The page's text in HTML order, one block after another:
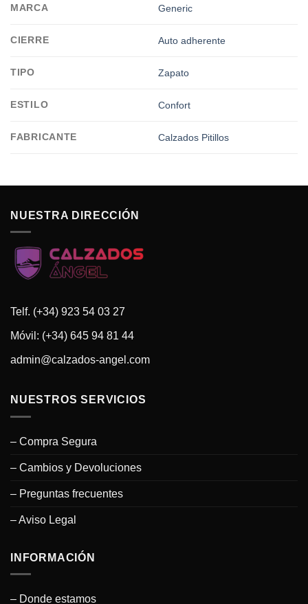
MARCA Generic
CIERRE Auto adherente
TIPO Zapato
ESTILO Confort
FABRICANTE Calzados Pitillos
NUESTRA DIRECCIÓN
Telf. (+34) 923 54 03 27
Móvil: (+34) 645 94 81 44
admin@calzados-angel.com
NUESTROS SERVICIOS
– Compra Segura
– Cambios y Devoluciones
– Preguntas frecuentes
– Aviso Legal
INFORMACIÓN
– Donde estamos